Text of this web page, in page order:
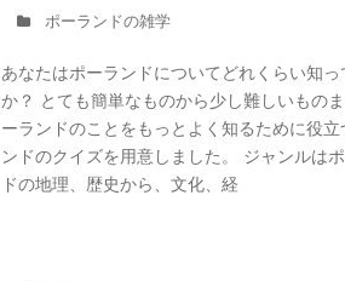
ポーランドの雑学
あなたはポーランドについてどれくらい知っ
か？ とても簡単なものから少し難しいもの
ーランドのことをもっとよく知るために役立
ンドのクイズを用意しました。 ジャンルは
ドの地理、歴史から、文化、経